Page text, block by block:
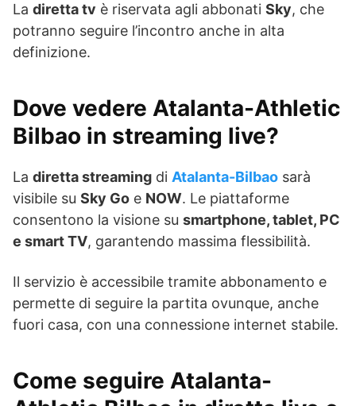
La diretta tv è riservata agli abbonati Sky, che
potranno seguire l’incontro anche in alta
definizione.
Dove vedere Atalanta-Athletic
Bilbao in streaming live?
La diretta streaming di Atalanta-Bilbao sarà
visibile su Sky Go e NOW. Le piattaforme
consentono la visione su smartphone, tablet, PC
e smart TV, garantendo massima flessibilità.
Il servizio è accessibile tramite abbonamento e
permette di seguire la partita ovunque, anche
fuori casa, con una connessione internet stabile.
Come seguire Atalanta-